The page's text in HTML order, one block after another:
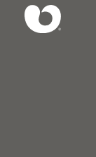
1. A proof of
to validate
the date of
purchase, no
2. To be
its proper
cracks, or